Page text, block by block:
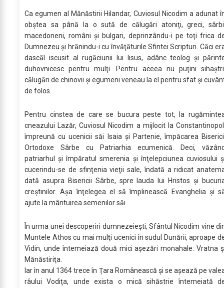
Ca egumen al Mănăstirii Hilandar, Cuviosul Nicodim a adunat
obştea sa până la o sută de călugări atoniţi, greci,
macedoneni, români şi bulgari, deprinzându-i pe toţi frica
Dumnezeu şi hrănindu-i cu învăţăturile Sfintei Scripturi. Căci
dascăl iscusit al rugăciunii lui Iisus, adânc teolog şi
duhovnicesc pentru mulţi. Pentru aceea nu puţini
călugări de chinovii şi egumeni veneau la el pentru sfat şi
de folos.
Pentru cinstea de care se bucura peste tot, la
cneazului Lazăr, Cuviosul Nicodim a mijlocit la
împreună cu ucenicii săi Isaia şi Partenie, împăcarea
Ortodoxe Sârbe cu Patriarhia ecumenică. Deci,
patriarhul şi împăratul smerenia şi înţelepciunea cuviosului
cucerindu-se de sfinţenia vieţii sale, îndată a ridicat
dată asupra Bisericii Sârbe, spre lauda lui Hristos şi
creştinilor. Aşa înţelegea el să împlinească Evanghelia şi
ajute la mântuirea semenilor săi.
În urma unei descoperiri dumnezeieşti, Sfântul Nicodim vine
Muntele Athos cu mai mulţi ucenici în sudul Dunării, aproape
Vidin, unde întemeiază două mici aşezări monahale: Vratna
Mănăstiriţa.
Iar în anul 1364 trece în Ţara Românească şi se aşează pe
râului Vodiţa, unde exista o mică sihăstrie întemeiată